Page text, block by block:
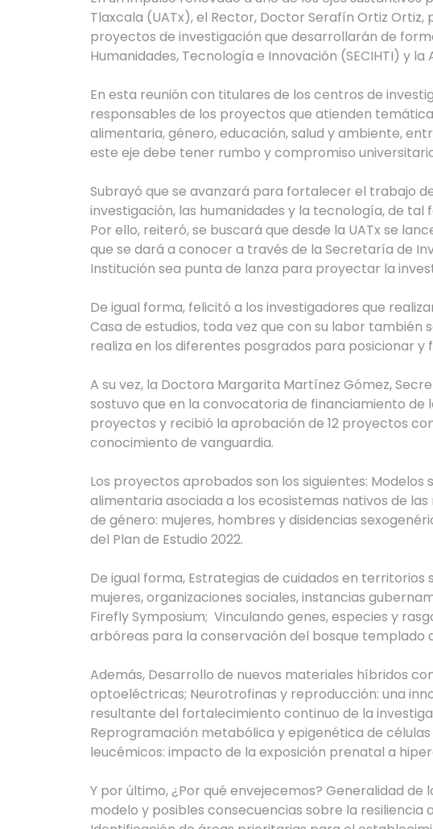
Tlaxcala (UATx), el Rector, Doctor Serafín Ortiz Ortiz,
proyectos de investigación que desarrollarán de
Humanidades, Tecnología e Innovación (SECIHTI) y
En esta reunión con titulares de los centros de
responsables de los proyectos que atienden
alimentaria, género, educación, salud y ambiente,
este eje debe tener rumbo y compromiso
Subrayó que se avanzará para fortalecer el trabajo
investigación, las humanidades y la tecnología, de
Por ello, reiteró, se buscará que desde la UATx se
que se dará a conocer a través de la Secretaría de
Institución sea punta de lanza para proyectar la
De igual forma, felicitó a los investigadores que
Casa de estudios, toda vez que con su labor
realiza en los diferentes posgrados para posicionar
A su vez, la Doctora Margarita Martínez Gómez,
sostuvo que en la convocatoria de financiamiento de
proyectos y recibió la aprobación de 12 proyectos
conocimiento de vanguardia.
Los proyectos aprobados son los siguientes:
alimentaria asociada a los ecosistemas nativos de
de género: mujeres, hombres y disidencias
del Plan de Estudio 2022.
De igual forma, Estrategias de cuidados en territorios
mujeres, organizaciones sociales, instancias
Firefly Symposium; Vinculando genes, especies y
arbóreas para la conservación del bosque templado
Además, Desarrollo de nuevos materiales híbridos
optoeléctricas; Neurotrofinas y reproducción: una
resultante del fortalecimiento continuo de la
Reprogramación metabólica y epigenética de
leucémicos: impacto de la exposición prenatal a
Y por último, ¿Por qué envejecemos? Generalidad
modelo y posibles consecuencias sobre la